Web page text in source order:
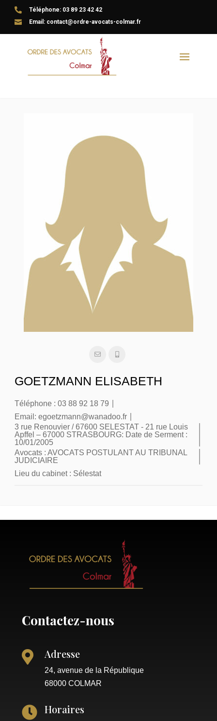
 Téléphone: 03 89 23 42 42
 Email: contact@ordre-avocats-colmar.fr
GOETZMANN ELISABETH
Téléphone : 03 88 92 18 79
Email: egoetzmann@wanadoo.fr
3 rue Renouvier / 67600 SELESTAT - 21 rue Louis
Apffel – 67000 STRASBOURG: Date de Serment :
10/01/2005
Avocats : AVOCATS POSTULANT AU TRIBUNAL
JUDICIAIRE
Lieu du cabinet : Sélestat
Contactez-nous
 Adresse
24, avenue de la République
68000 COLMAR
 Horaires